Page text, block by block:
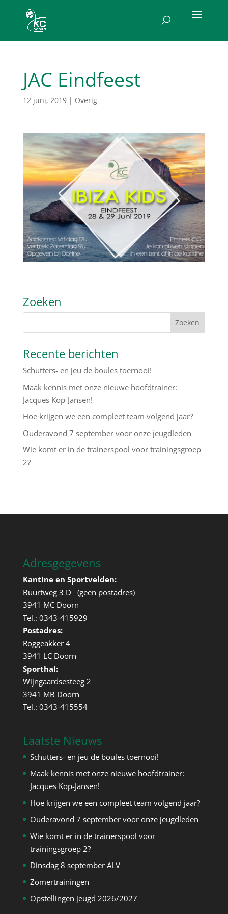
JAC Eindfeest
12 juni, 2019| Overig
Zoeken
Recente berichten
Schutters- en jeu de boules toernooi!
Maak kennis met onze nieuwe hoofdtrainer:
Jacques Kop-Jansen!
Hoe krijgen we een compleet team volgend jaar?
Ouderavond 7 september voor onze jeugdleden
Wie komt er in de trainerspool voor trainingsgroep
2?
Adresgegevens
Kantine en Sportvelden:
Buurtweg 3 D (geen postadres)
3941 MC Doorn
Tel.: 0343-415929
Postadres:
Roggeakker 4
3941 LC Doorn
Sporthal:
Wijngaardsesteeg 2
3941 MB Doorn
Tel.: 0343-415554
Laatste Nieuws
Schutters- en jeu de boules toernooi!
Maak kennis met onze nieuwe hoofdtrainer:
Jacques Kop-Jansen!
Hoe krijgen we een compleet team volgend jaar?
Ouderavond 7 september voor onze jeugdleden
Wie komt er in de trainerspool voor
trainingsgroep 2?
Dinsdag 8 september ALV
Zomertrainingen
Opstellingen jeugd 2026/2027